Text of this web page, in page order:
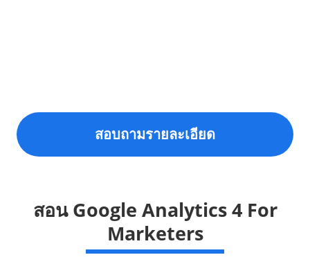
สอบถามรายละเอียด
สอน Google Analytics 4 For
Marketers